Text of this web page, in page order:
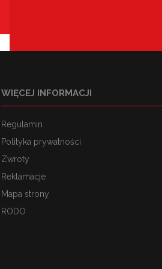
WIĘCEJ INFORMACJI
Regulamin
Polityka prywatności
Zwroty
Reklamacje
Mapa strony
RODO